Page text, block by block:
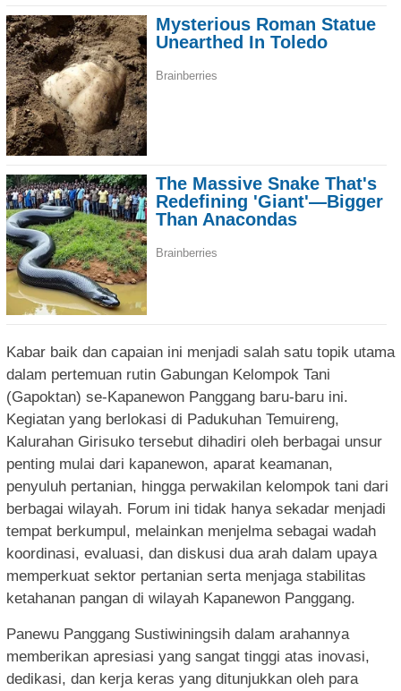
Kabar baik dan capaian ini menjadi salah satu topik utama
dalam pertemuan rutin Gabungan Kelompok Tani
(Gapoktan) se-Kapanewon Panggang baru-baru ini.
Kegiatan yang berlokasi di Padukuhan Temuireng,
Kalurahan Girisuko tersebut dihadiri oleh berbagai unsur
penting mulai dari kapanewon, aparat keamanan,
penyuluh pertanian, hingga perwakilan kelompok tani dari
berbagai wilayah. Forum ini tidak hanya sekadar menjadi
tempat berkumpul, melainkan menjelma sebagai wadah
koordinasi, evaluasi, dan diskusi dua arah dalam upaya
memperkuat sektor pertanian serta menjaga stabilitas
ketahanan pangan di wilayah Kapanewon Panggang.
Panewu Panggang Sustiwiningsih dalam arahannya
memberikan apresiasi yang sangat tinggi atas inovasi,
dedikasi, dan kerja keras yang ditunjukkan oleh para